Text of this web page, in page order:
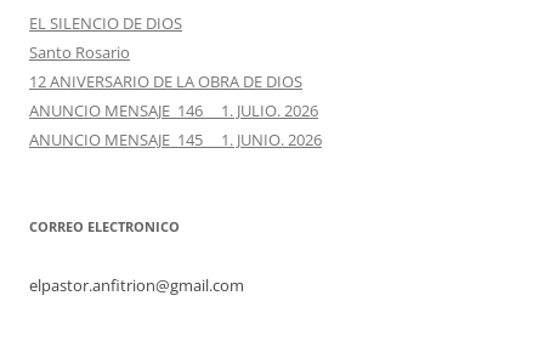
EL SILENCIO DE DIOS
Santo Rosario
12 ANIVERSARIO DE LA OBRA DE DIOS
ANUNCIO MENSAJE 146 1. JULIO. 2026
ANUNCIO MENSAJE 145 1. JUNIO. 2026
CORREO ELECTRONICO
elpastor.anfitrion@gmail.com